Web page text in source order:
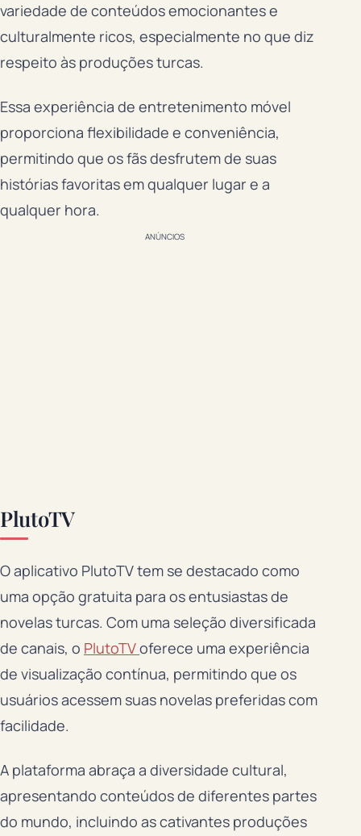
variedade de conteúdos emocionantes e
culturalmente ricos, especialmente no que diz
respeito às produções turcas.
Essa experiência de entretenimento móvel
proporciona flexibilidade e conveniência,
permitindo que os fãs desfrutem de suas
histórias favoritas em qualquer lugar e a
qualquer hora.
ANÚNCIOS
PlutoTV
O aplicativo PlutoTV tem se destacado como
uma opção gratuita para os entusiastas de
novelas turcas. Com uma seleção diversificada
de canais, o PlutoTVoferece uma experiência
de visualização contínua, permitindo que os
usuários acessem suas novelas preferidas com
facilidade.
A plataforma abraça a diversidade cultural,
apresentando conteúdos de diferentes partes
do mundo, incluindo as cativantes produções